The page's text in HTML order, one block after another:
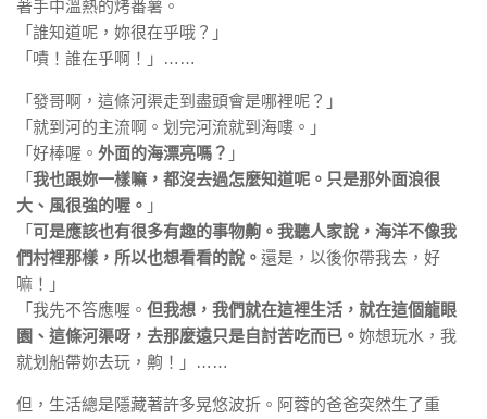
著手中溫熱的烤番薯。
「誰知道呢，妳很在乎哦？」
「嘖！誰在乎啊！」……
「發哥啊，這條河渠走到盡頭會是哪裡呢？」
「就到河的主流啊。划完河流就到海嘍。」
「好棒喔。 外面的海漂亮嗎？ 」
「 我也跟妳一樣嘛，都沒去過怎麼知道呢。只是那外面浪很
大、風很強的喔。 」
「 可是應該也有很多有趣的事物齁。我聽人家說，海洋不像我
們村裡那樣，所以也想看看的說。 還是，以後你帶我去，好
嘛！」
「我先不答應喔。 但我想，我們就在這裡生活，就在這個龍眼
園、這條河渠呀，去那麼遠只是自討苦吃而已。 妳想玩水，我
就划船帶妳去玩，齁！」……
但，生活總是隱藏著許多晃悠波折。阿蓉的爸爸突然生了重